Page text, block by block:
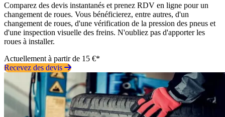
Comparez des devis instantanés et prenez RDV en ligne pour un
changement de roues. Vous bénéficierez, entre autres, d'un
changement de roues, d'une vérification de la pression des pneus et
d'une inspection visuelle des freins. N'oubliez pas d'apporter les
roues à installer.
Actuellement à partir de 15 €*
Recevez des devis